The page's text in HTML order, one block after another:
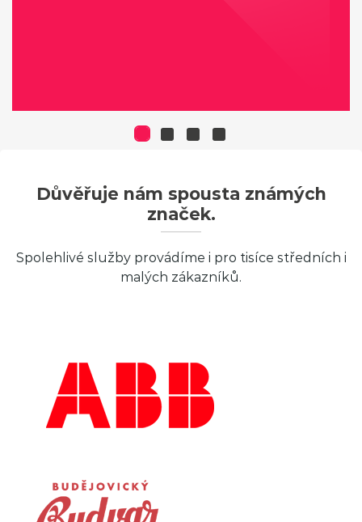
Důvěřuje nám spousta známých
značek.
Spolehlivé služby provádíme i pro tisíce středních i
malých zákazníků.